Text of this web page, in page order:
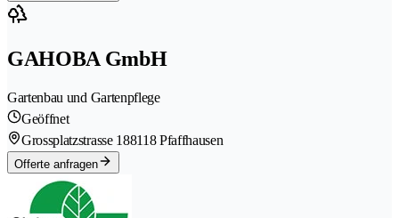
GAHOBA GmbH
Gartenbau und Gartenpflege
Geöffnet
Grossplatzstrasse 188118 Pfaffhausen
Offerte anfragen